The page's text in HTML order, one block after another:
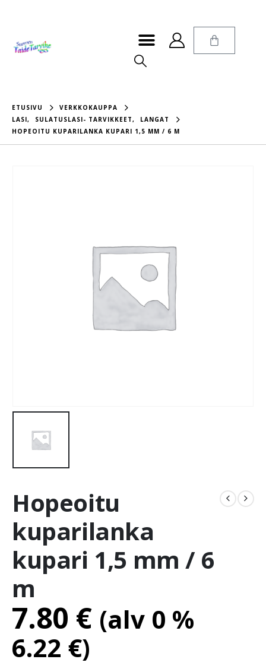
ETUSIVU
VERKKOKAUPPA
LASI, SULATUSLASI- TARVIKKEET,
LANGAT
HOPEOITU KUPARILANKA KUPARI 1,5 MM / 6 M
Hopeoitu
kuparilanka
kupari 1,5 mm / 6
m
7.80 € (alv 0 %
6.22 €)